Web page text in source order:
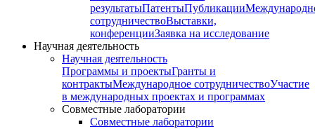
результатыПатентыПубликации
сотрудничествоВыставки,
конференцииЗаявка на исследование
Научная деятельность
Научная деятельность
Программы и проектыГранты и
контрактыМеждународное сотрудничествоУчастие
в международных проектах и программах
Совместные лаборатории
Совместные лаборатории